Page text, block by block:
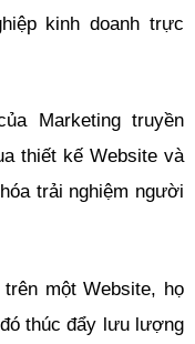
kinh doanh trực
Marketing truyền
thiết kế Website và
trải nghiệm người
một Website, họ
thúc đẩy lưu lượng